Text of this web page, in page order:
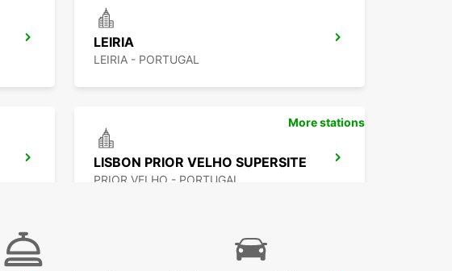
LEIRIA
LEIRIA - PORTUGAL
LISBON PRIOR VELHO SUPERSITE
PRIOR VELHO - PORTUGAL
More stations